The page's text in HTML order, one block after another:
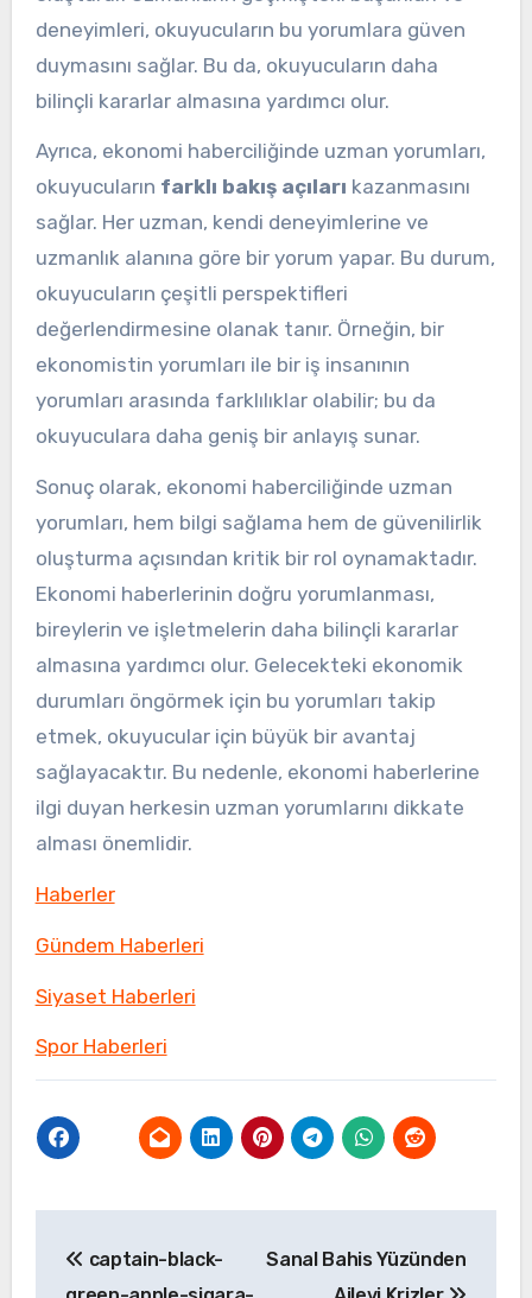
deneyimleri, okuyucuların bu yorumlara güven
duymasını sağlar. Bu da, okuyucuların daha
bilinçli kararlar almasına yardımcı olur.
Ayrıca, ekonomi haberciliğinde uzman yorumları,
okuyucuların farklı bakış açıları kazanmasını
sağlar. Her uzman, kendi deneyimlerine ve
uzmanlık alanına göre bir yorum yapar. Bu durum,
okuyucuların çeşitli perspektifleri
değerlendirmesine olanak tanır. Örneğin, bir
ekonomistin yorumları ile bir iş insanının
yorumları arasında farklılıklar olabilir; bu da
okuyuculara daha geniş bir anlayış sunar.
Sonuç olarak, ekonomi haberciliğinde uzman
yorumları, hem bilgi sağlama hem de güvenilirlik
oluşturma açısından kritik bir rol oynamaktadır.
Ekonomi haberlerinin doğru yorumlanması,
bireylerin ve işletmelerin daha bilinçli kararlar
almasına yardımcı olur. Gelecekteki ekonomik
durumları öngörmek için bu yorumları takip
etmek, okuyucular için büyük bir avantaj
sağlayacaktır. Bu nedenle, ekonomi haberlerine
ilgi duyan herkesin uzman yorumlarını dikkate
alması önemlidir.
Haberler
Gündem Haberleri
Siyaset Haberleri
Spor Haberleri
gezinmesi
captain-black-
Sanal Bahis Yüzünden